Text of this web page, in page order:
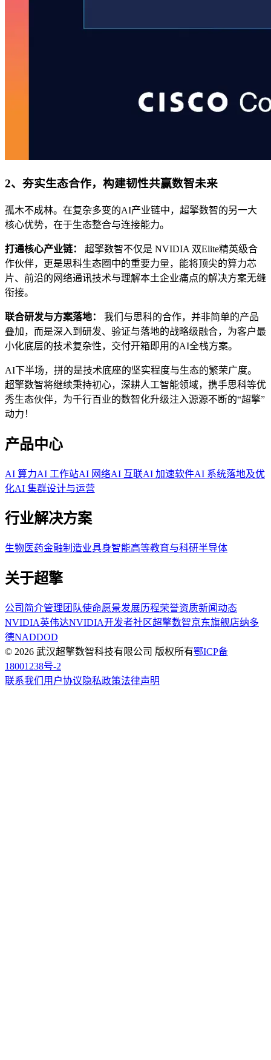
2、夯实生态合作，构建韧性共赢数智未来
孤木不成林。在复杂多变的AI产业链中，超擎数智的另一大
核心优势，在于生态整合与连接能力。
打通核心产业链：
超擎数智不仅是 NVIDIA 双Elite精英级合
作伙伴，更是思科生态圈中的重要力量，能将顶尖的算力芯
片、前沿的网络通讯技术与理解本土企业痛点的解决方案无缝
衔接。
联合研发与方案落地：
我们与思科的合作，并非简单的产品
叠加，而是深入到研发、验证与落地的战略级融合，为客户最
小化底层的技术复杂性，交付开箱即用的AI全栈方案。
AI下半场，拼的是技术底座的坚实程度与生态的繁荣广度。
超擎数智将继续秉持初心，深耕人工智能领域，携手思科等优
秀生态伙伴，为千行百业的数智化升级注入源源不断的“超擎”
动力！
产品中心
AI 算力AI 工作站AI 网络AI 互联AI 加速软件AI 系统落地及优
化AI 集群设计与运营
行业解决方案
生物医药金融制造业具身智能高等教育与科研半导体
关于超擎
公司简介管理团队使命愿景发展历程荣誉资质新闻动态
NVIDIA英伟达NVIDIA开发者社区超擎数智京东旗舰店纳多
德NADDOD
© 2026 武汉超擎数智科技有限公司 版权所有鄂ICP备
18001238号-2
联系我们 用户协议 隐私政策法律声明